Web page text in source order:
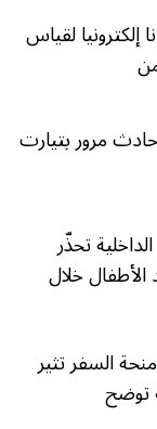
إلكترونيا لقياس
تحذّر
الأطفال خلال
السفر تثير
توضح